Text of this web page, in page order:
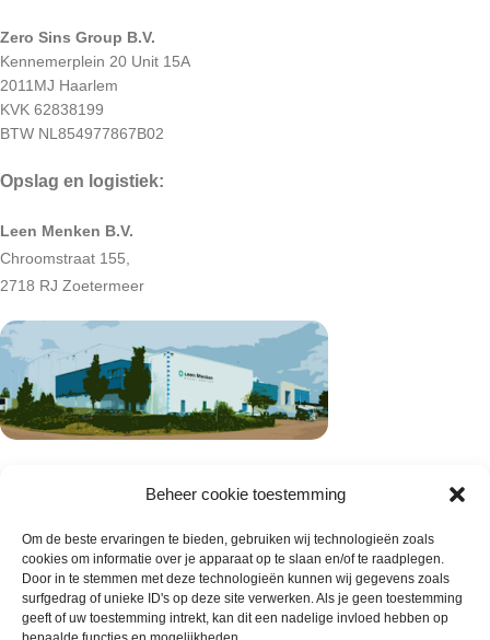
Beheer cookie toestemming
Om de beste ervaringen te bieden, gebruiken wij technologieën zoals
cookies om informatie over je apparaat op te slaan en/of te raadplegen.
Door in te stemmen met deze technologieën kunnen wij gegevens zoals
surfgedrag of unieke ID's op deze site verwerken. Als je geen toestemming
geeft of uw toestemming intrekt, kan dit een nadelige invloed hebben op
Zero Sins Group B.V.
Kennemerplein 20 Unit 15A
2011MJ Haarlem
KVK 62838199
BTW NL854977867B02
Opslag en logistiek:
Leen Menken B.V.
Chroomstraat 155,
2718 RJ Zoetermeer